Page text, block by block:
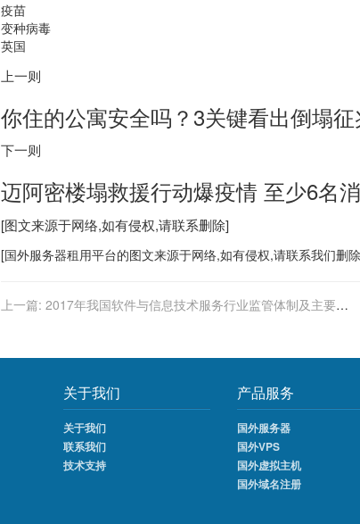
疫苗
变种病毒
英国
上一则
你住的公寓安全吗？3关键看出倒塌
下一则
迈阿密楼塌救援行动爆疫情 至少6名
[图文来源于网络,如有侵权,请联系删除]
[国外服务器租用平台的图文来源于网络,如有侵权,请联系我们删
上一篇: 2017年我国软件与信息技术服务行业监管体制及主要政
关于我们
关于我们
联系我们
技术支持
产品服务
国外服务器
国外VPS
国外虚拟主机
国外域名注册